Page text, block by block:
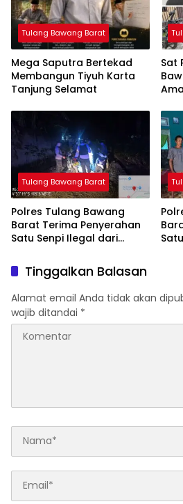
Tulang Bawang Barat
Mega Saputra Bertekad
Membangun Tiyuh Karta
Tanjung Selamat
Sat
Tulang Bawang Barat
Polres Tulang Bawang
Barat Terima Penyerahan
Satu Senpi Ilegal dari
Tinggalkan Balasan
Alamat email Anda tidak akan
wajib ditandai *